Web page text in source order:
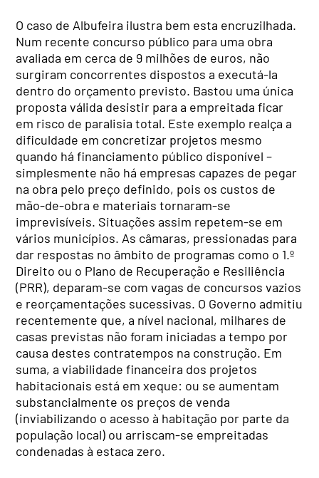
O caso de Albufeira ilustra bem esta encruzilhada.
Num recente concurso público para uma obra
avaliada em cerca de 9 milhões de euros, não
surgiram concorrentes dispostos a executá-la
dentro do orçamento previsto. Bastou uma única
proposta válida desistir para a empreitada ficar
em risco de paralisia total. Este exemplo realça a
dificuldade em concretizar projetos mesmo
quando há financiamento público disponível –
simplesmente não há empresas capazes de pegar
na obra pelo preço definido, pois os custos de
mão-de-obra e materiais tornaram-se
imprevisíveis. Situações assim repetem-se em
vários municípios. As câmaras, pressionadas para
dar respostas no âmbito de programas como o 1.º
Direito ou o Plano de Recuperação e Resiliência
(PRR), deparam-se com vagas de concursos vazios
e reorçamentações sucessivas. O Governo admitiu
recentemente que, a nível nacional, milhares de
casas previstas não foram iniciadas a tempo por
causa destes contratempos na construção. Em
suma, a viabilidade financeira dos projetos
habitacionais está em xeque: ou se aumentam
substancialmente os preços de venda
(inviabilizando o acesso à habitação por parte da
população local) ou arriscam-se empreitadas
condenadas à estaca zero.